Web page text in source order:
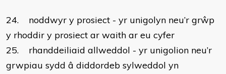
24.
noddwyr y prosiect - yr unigolyn neu’r grŵp
y rhoddir y prosiect ar waith ar eu cyfer
25.
rhanddeiliaid allweddol - yr unigolion neu’r
grwpiau sydd â diddordeb sylweddol yn